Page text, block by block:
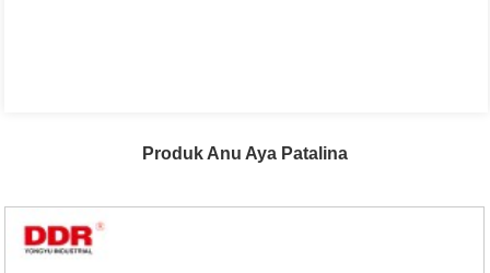
Produk Anu Aya Patalina